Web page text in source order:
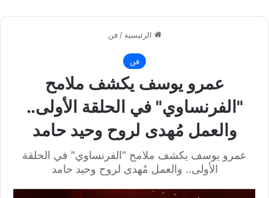
الرئيسية / فن
فن
عمرو يوسف يكشف ملامح
"الفرنساوي" في الحلقة الأولى..
والعمل مُهدى لروح وحيد حامد
عمرو يوسف يكشف ملامح "الفرنساوي" في الحلقة
الأولى.. والعمل مُهدى لروح وحيد حامد